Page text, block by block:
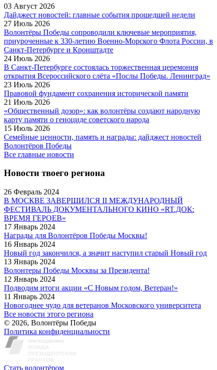
03 Август 2026
Дайджест новостей: главные события прошедшей недели
27 Июль 2026
Волонтёры Победы сопроводили ключевые мероприятия,
приуроченные к 330-летию Военно-Морского Флота России, в
Санкт-Петербурге и Кронштадте
24 Июль 2026
В Санкт-Петербурге состоялась торжественная церемония
открытия Всероссийского слёта «Послы Победы. Ленинград»
23 Июль 2026
Правовой фундамент сохранения исторической памяти
21 Июль 2026
«Общественный дозор»: как волонтёры создают народную
карту памяти о геноциде советского народа
15 Июль 2026
Семейные ценности, память и награды: дайджест новостей
Волонтёров Победы
Все главные новости
Новости твоего региона
26 Февраль 2024
В МОСКВЕ ЗАВЕРШИЛСЯ II МЕЖДУНАРОДНЫЙ
ФЕСТИВАЛЬ ДОКУМЕНТАЛЬНОГО КИНО «RT.ДОК:
ВРЕМЯ ГЕРОЕВ»
17 Январь 2024
Награды для Волонтёров Победы Москвы!
16 Январь 2024
Новый год закончился, а значит наступил старый Новый год
13 Январь 2024
Волонтеры Победы Москвы за Президента!
12 Январь 2024
Подводим итоги акции «С Новым годом, Ветеран!»
11 Январь 2024
Новогоднее чудо для ветеранов Московского университета
Все новости этого региона
© 2026, Волонтёры Победы
Политика конфиденциальности
Стать волонтёром